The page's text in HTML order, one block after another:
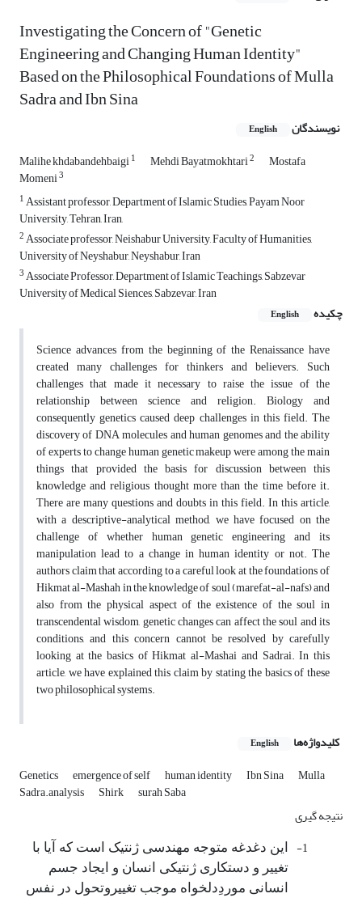
Investigating the Concern of "Genetic
Engineering and Changing Human Identity"
Based on the Philosophical Foundations of Mulla
Sadra and Ibn Sina
نویسندگان English
Malihe khdabandehbaigi1 Mehdi Bayatmokhtari2 Mostafa
Momeni3
1Assistant professor, Department of Islamic Studies, Payam Noor
University, Tehran, Iran,
2Associate professor, Neishabur University, Faculty of Humanities,
University of Neyshabur, Neyshabur, Iran
3Associate Professor, Department of Islamic Teachings, Sabzevar
University of Medical Siences, Sabzevar, Iran
چکیده
English
Science advances from the beginning of the Renaissance have
created many challenges for thinkers and believers. Such
challenges that made it necessary to raise the issue of the
relationship between science and religion. Biology and
consequently genetics caused deep challenges in this field. The
discovery of DNA molecules and human genomes and the ability
of experts to change human genetic makeup were among the main
things that provided the basis for discussion between this
knowledge and religious thought more than the time before it.
There are many questions and doubts in this field. In this article,
with a descriptive-analytical method, we have focused on the
challenge of whether human genetic engineering and its
manipulation lead to a change in human identity or not. The
authors claim that according to a careful look at the foundations of
Hikmat al-Mashah in the knowledge of soul (marefat-al-nafs) and
also from the physical aspect of the existence of the soul in
transcendental wisdom, genetic changes can affect the soul and its
conditions, and this concern cannot be resolved by carefully
looking at the basics of Hikmat al-Mashai and Sadrai. In this
article, we have explained this claim by stating the basics of these
two philosophical systems.
کلیدواژه‌ها English
Genetics emergence of self human identity Ibn Sina Mulla
Sadra.analysis Shirk
surah Saba
نتیجه­ گیری
1-
این دغدغه متوجه مهندسی ژنتیک است که آیا با
تغییر و دستکاری ژنتیکی انسان و ایجاد جسم
انسانی موردِدلخواه موجب تغییر‌و‌تحول در نفس